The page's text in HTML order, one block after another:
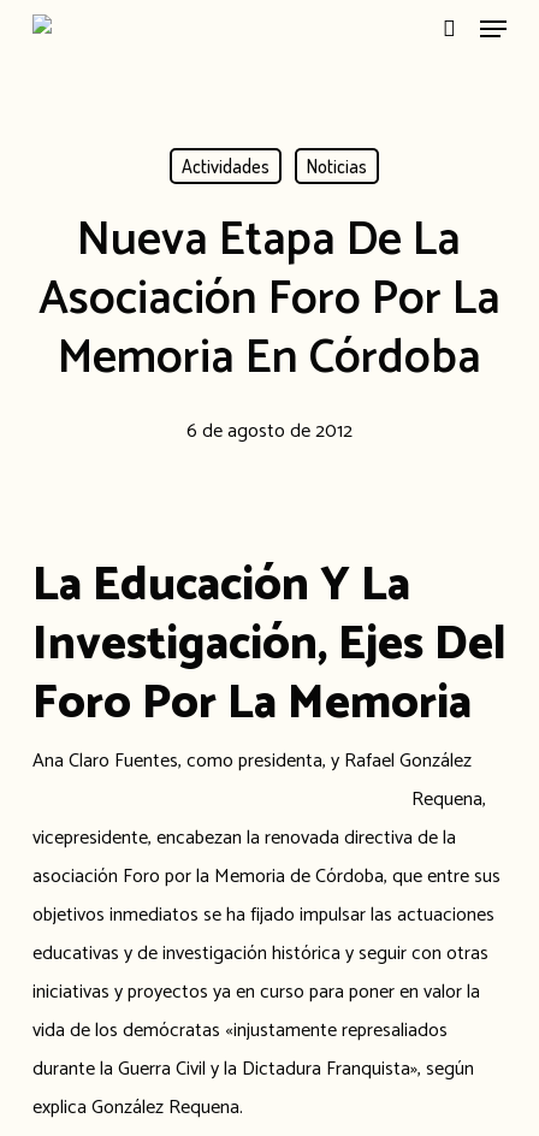
Menu
Actividades Noticias
Nueva Etapa De La
Asociación Foro Por La
Memoria En Córdoba
6 de agosto de 2012
La Educación Y La
Investigación, Ejes Del
Foro Por La Memoria
Ana Claro Fuentes, como presidenta, y Rafael González
Requena,
vicepresidente, encabezan la renovada directiva de la
asociación Foro por la Memoria de Córdoba, que entre sus
objetivos inmediatos se ha fijado impulsar las actuaciones
educativas y de investigación histórica y seguir con otras
iniciativas y proyectos ya en curso para poner en valor la
vida de los demócratas «injustamente represaliados
durante la Guerra Civil y la Dictadura Franquista», según
explica González Requena.